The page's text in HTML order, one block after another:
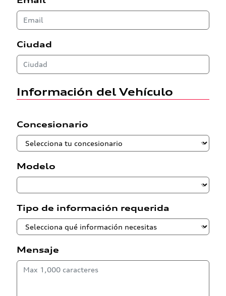
Ciudad
Información del Vehículo
Concesionario
Modelo
Tipo de información requerida
Mensaje